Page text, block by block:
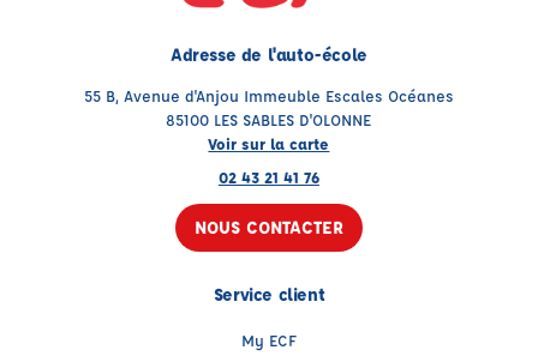
Adresse de l'auto-école
55 B, Avenue d'Anjou Immeuble Escales Océanes
85100 LES SABLES D'OLONNE
Voir sur la carte
02 43 21 41 76
NOUS CONTACTER
Service client
My ECF